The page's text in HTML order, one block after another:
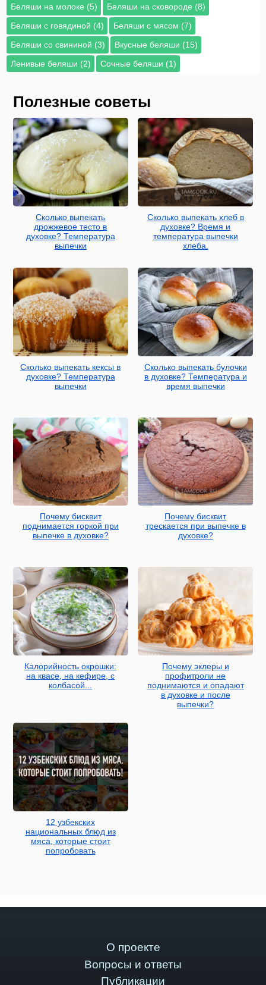
Беляши на молоке (5)
Беляши на сковороде (8)
Беляши с говядиной (4)
Беляши с мясом (7)
Беляши со свининой (3)
Вкусные беляши (15)
Ленивые беляши (2)
Сочные беляши (1)
Полезные советы
Сколько выпекать
дрожжевое тесто в
духовке? Температура
выпечки
Сколько выпекать хлеб в
духовке? Время и
температура выпечки
хлеба.
Сколько выпекать кексы в
духовке? Температура
выпечки
Сколько выпекать булочки
в духовке? Температура и
время выпечки
Почему бисквит
поднимается горкой при
выпечке в духовке?
Почему бисквит
трескается при выпечке в
духовке?
Калорийность окрошки:
на квасе, на кефире, с
колбасой...
Почему эклеры и
профитроли не
поднимаются и опадают
в духовке и после
выпечки?
12 узбекских
национальных блюд из
мяса, которые стоит
попробовать
О проекте
Вопросы и ответы
Публикации